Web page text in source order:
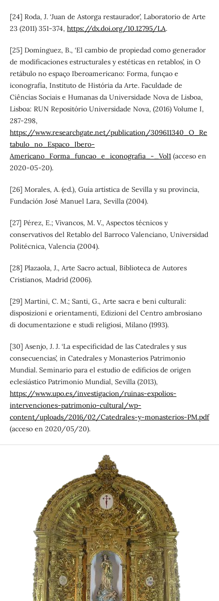
[24] Roda, J. ‘Juan de Astorga restaurador’, Laboratorio de Arte
23 (2011) 351-374, https://dx.doi.org/10.12795/LA.
[25] Domínguez, B., ‘El cambio de propiedad como generador
de modificaciones estructurales y estéticas en retablos’, in O
retábulo no espaço Iberoamericano: Forma, funçao e
iconografía, Instituto de História da Arte. Faculdade de
Ciências Sociais e Humanas da Universidade Nova de Lisboa,
Lisboa: RUN Repositório Universidade Nova, (2016) Volume I,
287-298,
https://www.researchgate.net/publication/309611340_O_Re
tabulo_no_Espaco_Ibero-
Americano_Forma_funcao_e_iconografia_-_Vol1(acceso en
2020-05-20).
[26] Morales, A. (ed.), Guía artística de Sevilla y su provincia,
Fundación José Manuel Lara, Sevilla (2004).
[27] Pérez, E.; Vivancos, M. V., Aspectos técnicos y
conservativos del Retablo del Barroco Valenciano, Universidad
Politécnica, Valencia (2004).
[28] Plazaola, J., Arte Sacro actual, Biblioteca de Autores
Cristianos, Madrid (2006).
[29] Martini, C. M.; Santi, G., Arte sacra e beni culturali:
disposizioni e orientamenti, Edizioni del Centro ambrosiano
di documentazione e studi religiosi, Milano (1993).
[30] Asenjo, J. J. ‘La especificidad de las Catedrales y sus
consecuencias’, in Catedrales y Monasterios Patrimonio
Mundial. Seminario para el estudio de edificios de origen
eclesiástico Patrimonio Mundial, Sevilla (2013),
https://www.upo.es/investigacion/ruinas-expolios-
intervenciones-patrimonio-cultural/wp-
content/uploads/2016/02/Catedrales-y-monasterios-PM.pdf
(acceso en 2020/05/20).